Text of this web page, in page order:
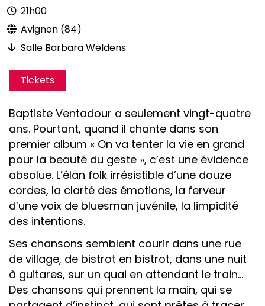
21h00
Avignon (84)
Salle Barbara Weldens
Tickets
Baptiste Ventadour a seulement vingt-quatre
ans. Pourtant, quand il chante dans son
premier album « On va tenter la vie en grand
pour la beauté du geste », c’est une évidence
absolue. L’élan folk irrésistible d’une douze
cordes, la clarté des émotions, la ferveur
d’une voix de bluesman juvénile, la limpidité
des intentions.
Ses chansons semblent courir dans une rue
de village, de bistrot en bistrot, dans une nuit
à guitares, sur un quai en attendant le train…
Des chansons qui prennent la main, qui se